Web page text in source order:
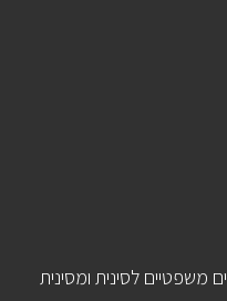
משפטיים לסינית ומסינית